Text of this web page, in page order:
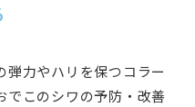
力やハリを保つコラー
でこのシワの予防・改善